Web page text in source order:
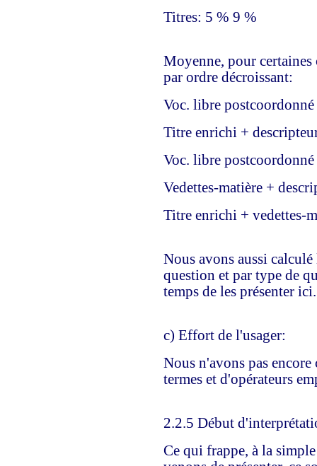
Titres: 5 % 9 %
Moyenne, pour certaines
par ordre décroissant:
Voc. libre
Titre enrichi +
Voc. libre
Vedettes-matière +
Titre enrichi + vedettes-
Nous avons aussi
question et par type de
temps de les présenter ici.
c) Effort de l'usager:
Nous n'avons pas
termes et d'opérateurs
2.2.5 Début
Ce qui frappe, à la